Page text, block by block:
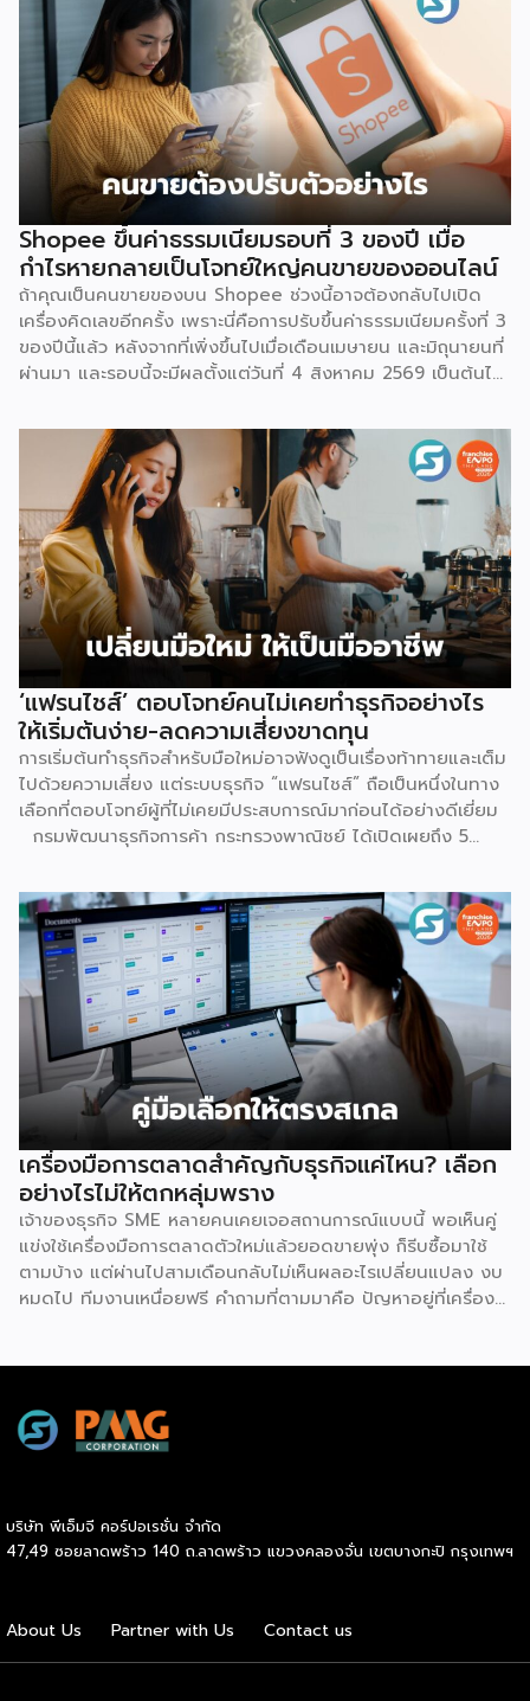
Shopee ขึ้นค่าธรรมเนียมรอบที่ 3 ของปี เมื่อ
กำไรหายกลายเป็นโจทย์ใหญ่คนขายของออนไลน์
ถ้าคุณเป็นคนขายของบน Shopee ช่วงนี้อาจต้องกลับไปเปิด
เครื่องคิดเลขอีกครั้ง เพราะนี่คือการปรับขึ้นค่าธรรมเนียมครั้งที่ 3
ของปีนี้แล้ว หลังจากที่เพิ่งขึ้นไปเมื่อเดือนเมษายน และมิถุนายนที่
ผ่านมา และรอบนี้จะมีผลตั้งแต่วันที่ 4 สิงหาคม 2569 เป็นต้นไป
เช่น ร้านที่เป็นแบรนด์ขนาดใหญ่ จะมีเรตสูงสุด 19.26% ในหมวด
แฟชั่น และ FMCG, ร้าน Non-Mall ทั่วไป สูงสุด 17.12% เป็นต้น
โดยตัวเลขเหล่านี้รวม VAT 7% แล้ว และยังไม่นับค่าธรรมเนียม
อื่นที่เก็บซ้อนอยู่ เช่น ค่าธรรมเนียมการชำระเงิน (เริ่มต้น 3.21%)
และค่าธรรมเนียมโครงสร้างพื้นฐาน 1.07 บาทต่อออร์เดอร์
(สำหรับร้านที่มียอดขายเกิน 100 ออร์เดอร์ต่อเดือน) ลอง
คำนวณดู หากเป็นร้าน Non-Mall ขายเสื้อยืดตัวละ 100 บาท ค่า
ส่ง 25 บาท เมื่อหักค่าธรรมเนียมการขาย […]
‘แฟรนไชส์’ ตอบโจทย์คนไม่เคยทำธุรกิจอย่างไร
ให้เริ่มต้นง่าย-ลดความเสี่ยงขาดทุน
การเริ่มต้นทำธุรกิจสำหรับมือใหม่อาจฟังดูเป็นเรื่องท้าทายและเต็ม
ไปด้วยความเสี่ยง แต่ระบบธุรกิจ “แฟรนไชส์” ถือเป็นหนึ่งในทาง
เลือกที่ตอบโจทย์ผู้ที่ไม่เคยมีประสบการณ์มาก่อนได้อย่างดีเยี่ยม
กรมพัฒนาธุรกิจการค้า กระทรวงพาณิชย์ ได้เปิดเผยถึง 5
การลงทุนที่น่าสนใจและช่วยลดอุปสรรคสำหรับผู้เริ่มต้นได้อย่างมี
ประสิทธิภาพ เหตุผลประการแรกคือ การมีโมเดลธุรกิจที่ชัดเจน
และพร้อมนำไปใช้ทันที ซึ่งถือเป็นการลดความเสี่ยงด้านการลงทุน
ได้อย่างดีที่สุด เนื่องจากผู้ลงทุนไม่จำเป็นต้องเสียเวลาลองผิด
ลองถูกเอง ระบบแฟรนไชส์ถูกออกแบบและผ่านการพิสูจน์ความ
สำเร็จมาแล้วโดยเจ้าของแบรนด์ ซึ่งมีการจัดเตรียมอุปกรณ์
โครงสร้างร้านตามมาตรฐาน พร้อมคู่มือการปฏิบัติงานที่ชัดเจน
อีกทั้งยังมีทีมงานคอยช่วยสอนงานทั้งภาคทฤษฎีและปฏิบัติก่อน
เปิดร้านจริง ทำให้ผู้ซื้อแฟรนไชส์สามารถควบคุมคุณภาพของ
สินค้าและบริการให้เป็นไปตามมาตรฐานได้อย่างง่ายดาย เหตุผล
ประการต่อมาคือ แบรนด์มีชื่อเสียงและมีฐานลูกค้าที่แข็งแกร่งอยู่
แล้ว การซื้อแฟรนไชส์ทำให้ผู้ลงทุนได้ครอบครองแบรนด์ที่เป็นที่
รู้จักในตลาด ส่งผลให้มีกลุ่มลูกค้าพร้อมอุดหนุนตั้งแต่วันแรกที่
เปิดทำการ นอกจากนี้ เจ้าของแบรนด์ยังทำการตลาด
ประชาสัมพันธ์ และสร้างการรับรู้แบรนด์อย่างต่อเนื่อง ซึ่งช่วยให้
ผู้ลงทุนประหยัดงบประมาณด้านการตลาดและสร้างความเชื่อมั่น
ให้กับผู้บริโภคได้อย่างรวดเร็ว ประการที่สามคือ การมีที่ปรึกษา
ทางธุรกิจอย่างใกล้ชิดตลอดระยะเวลาสัญญา คอยให้คำแนะนำ
และร่วมแก้ปัญหาต่างๆ ทำให้ผู้ลงทุนมั่นใจได้ว่าจะไม่ได้เดินอยู่บน
เส้นทางธุรกิจเพียงลำพัง เหตุผลประการที่สี่คือ โอกาสเติบโต
ให้คำปรึกษาด้านการบริหารการเงิน การประมาณการรายรับ-ราย
จ่าย ตลอดจนการจัดการสต๊อกสินค้าอย่างเป็นระบบ ช่วยให้ระบบ
การเงินของร้านมีสภาพคล่องที่ดี เพิ่มโอกาสในการคืนทุนได้เร็ว
ในแวดวงธุรกิจต่อไปได้ไม่ยาก และเหตุผลประการสุดท้ายคือ
การเข้าถึงแหล่งเงินทุนได้ง่ายกว่าธุรกิจทั่วไป สถาบันการเงินส่วน
ใหญ่ให้ความไว้วางใจและอนุมัติสินเชื่อแก่ผู้ขอซื้อแฟรนไชส์ที่เป็น
เครื่องมือการตลาดสำคัญกับธุรกิจแค่ไหน? เลือก
อย่างไรไม่ให้ตกหลุ่มพราง
เจ้าของธุรกิจ SME หลายคนเคยเจอสถานการณ์แบบนี้ พอเห็นคู่
แข่งใช้เครื่องมือการตลาดตัวใหม่แล้วยอดขายพุ่ง ก็รีบซื้อมาใช้
ตามบ้าง แต่ผ่านไปสามเดือนกลับไม่เห็นผลอะไรเปลี่ยนแปลง งบ
หมดไป ทีมงานเหนื่อยฟรี คำถามที่ตามมาคือ ปัญหาอยู่ที่เครื่อง
DAAT ชี้ว่าผู้เชี่ยวชาญแนะนำให้ธุรกิจจัดสรรงบประมาณราว 30%
ไว้สำหรับการสร้างแบรนด์ (Brand Building) ในระยะยาว แทนที่
Top of Mind ของผู้บริโภคจะเป็นฝ่ายได้เปรียบเมื่อสถานการณ์
กลับมาคึกคักอีกครั้ง นี่คือจุดที่เครื่องมือการตลาดเข้ามามี
Optimization ด้วย AI แต่ต้องย้ำว่าเครื่องมือทำหน้าที่ “รับใช้
กลยุทธ์” […]
บริษัท พีเอ็มจี คอร์ปอเรชั่น จำกัด
47,49 ซอยลาดพร้าว 140 ถ.ลาดพร้าว แขวงคลองจั่น เขตบางกะปิ กรุงเทพฯ
About Us Partner with Us Contact us